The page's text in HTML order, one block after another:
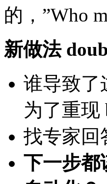
的，”Who
新做法
谁导致了
为了重现
找专家回
下一步都